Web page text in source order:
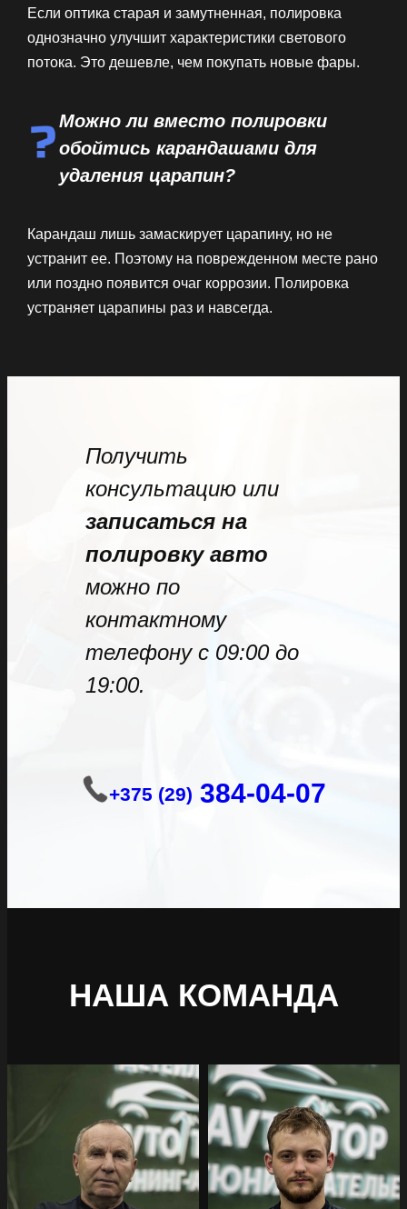
Если оптика старая и замутненная, полировка
однозначно улучшит характеристики светового
потока. Это дешевле, чем покупать новые фары.
Можно ли вместо полировки
обойтись карандашами для
удаления царапин?
Карандаш лишь замаскирует царапину, но не
устранит ее. Поэтому на поврежденном месте рано
или поздно появится очаг коррозии. Полировка
устраняет царапины раз и навсегда.
Получить
консультацию или
записаться на
полировку авто
можно по
контактному
телефону с 09:00 до
19:00.
+375 (29) 384-04-07
НАША КОМАНДА